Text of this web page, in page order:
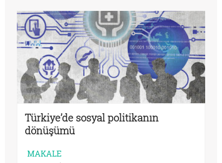
Türkiye’de sosyal politikanın
dönüşümü
MAKALE